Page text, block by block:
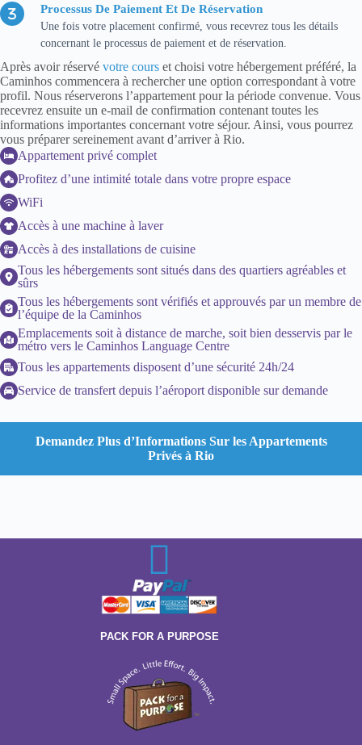
Processus De Paiement Et De Réservation
Une fois votre placement confirmé, vous recevrez tous les détails
concernant le processus de paiement et de réservation.
Après avoir réservé votre cours et choisi votre hébergement préféré, la
Caminhos commencera à rechercher une option correspondant à votre
profil. Nous réserverons l’appartement pour la période convenue. Vous
recevrez ensuite un e-mail de confirmation contenant toutes les
informations importantes concernant votre séjour. Ainsi, vous pourrez
vous préparer sereinement avant d’arriver à Rio.
Appartement privé complet
Profitez d’une intimité totale dans votre propre espace
WiFi
Accès à une machine à laver
Accès à des installations de cuisine
Tous les hébergements sont situés dans des quartiers agréables et
sûrs
Tous les hébergements sont vérifiés et approuvés par un membre de
l’équipe de la Caminhos
Emplacements soit à distance de marche, soit bien desservis par le
métro vers le Caminhos Language Centre
Tous les appartements disposent d’une sécurité 24h/24
Service de transfert depuis l’aéroport disponible sur demande
Demandez Plus d’Informations Sur les Appartements
Privés à Rio
PACK FOR A PURPOSE